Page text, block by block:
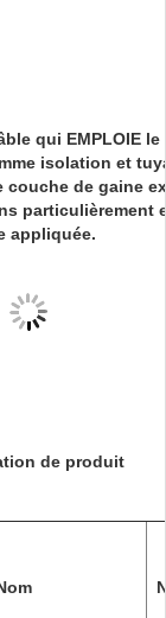
qui EMPLOIE
isolation et
de gaine
particulièrement
appliquée.
de produit